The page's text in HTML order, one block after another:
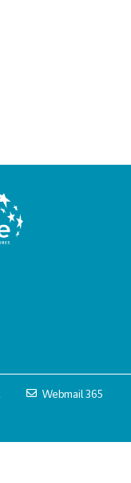
Webmail 365